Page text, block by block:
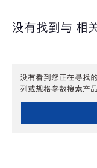
没有找到与 相
没有看到您正在寻找
列或规格参数搜索产品